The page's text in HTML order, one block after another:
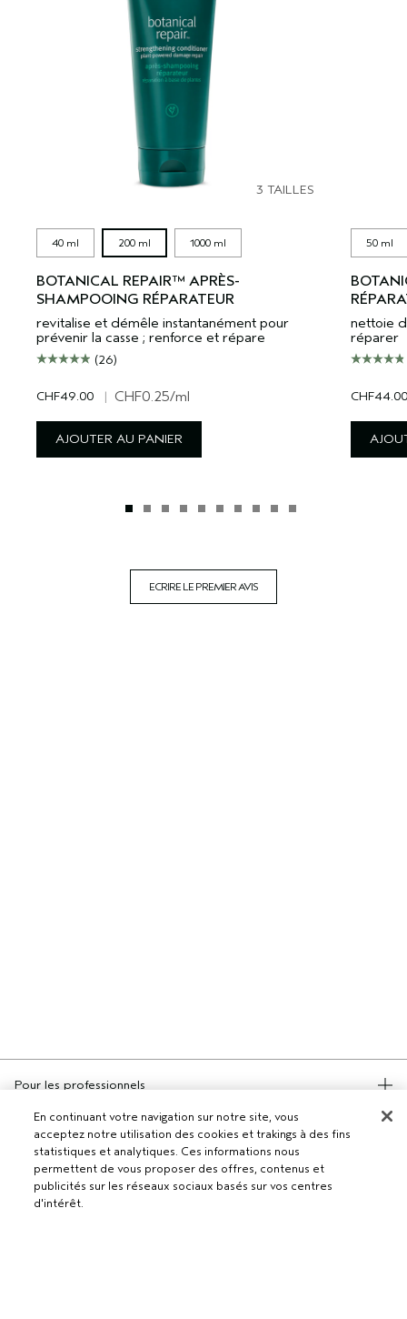
3 TAILLES
40 ml 200 ml 1000 ml
BOTANICAL REPAIR™ APRÈS-
SHAMPOOING RÉPARATEUR
revitalise et démêle instantanément pour
prévenir la casse ; renforce et répare
(26)
CHF49.00 | CHF0.25/ml
AJOUTER AU PANIER
50 ml
nettoie
réparer
CHF44.00
ECRIRE LE PREMIER AVIS
Pour les professionnels
DEVENIR UN SALON AVEDA
Besoin d’aide ?
RETOURS ET ÉCHANGES
APPELEZ LE +41315280239
PARLEZ-NOUS
Politique de confidentialité
En continuant votre navigation sur notre site, vous
acceptez notre utilisation des cookies et trakings à des fins
statistiques et analytiques. Ces informations nous
permettent de vous proposer des offres, contenus et
publicités sur les réseaux sociaux basés sur vos centres
d'intérêt.